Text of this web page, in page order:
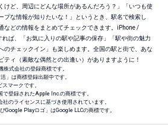
けど、周辺にどんな場所があるんだろう？」「いつも使
プな情報が知りたいな！」というとき、駅名で検索し
などの情報をまとめてチェックできます。iPhone /
ば、「お気に入りの駅や記事の保存」「駅や街の魅力
のチェックイン」も楽しめます。全国の駅と街で、あな
ティ（素敵な偶然との出逢い）がありますように！
株式会社の登録商標です。
」は商標登録出願中です。
マークです。
で登録されたApple Inc.の商標です。
のライセンスに基づき使用されています。
Google Playロゴ」はGoogle LLCの商標です。